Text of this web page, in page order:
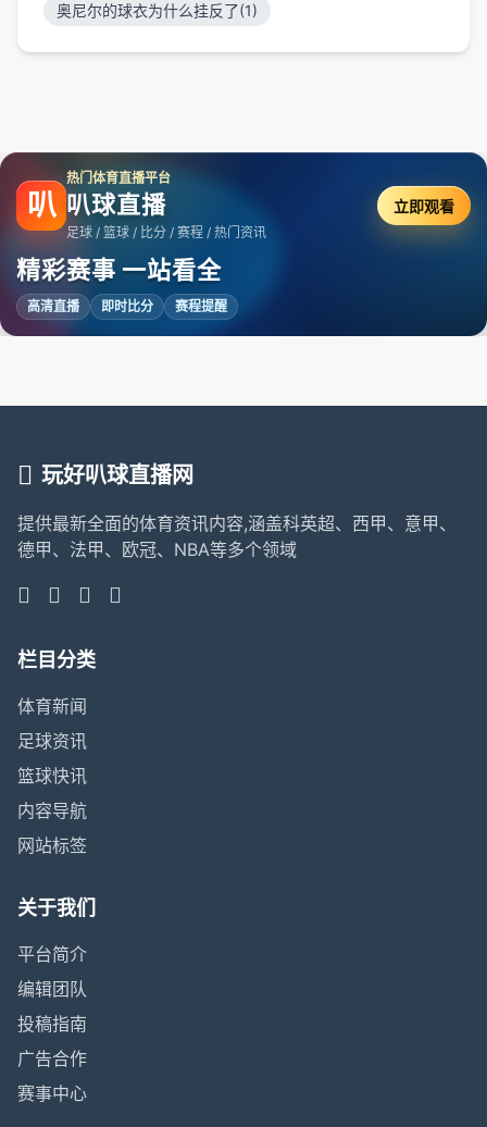
奥尼尔的球衣为什么挂反了(1)
叭
热门体育直播平台
叭球直播
足球 / 篮球 / 比分 / 赛程 / 热门资讯
精彩赛事 一站看全
高清直播 即时比分 赛程提醒
立即观看
玩好叭球直播网
提供最新全面的体育资讯内容,涵盖科英超、西甲、意甲、
德甲、法甲、欧冠、NBA等多个领域
栏目分类
体育新闻
足球资讯
篮球快讯
内容导航
网站标签
关于我们
平台简介
编辑团队
投稿指南
广告合作
赛事中心